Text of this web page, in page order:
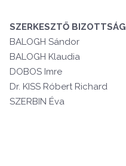
SZERKESZTŐ BIZOTTSÁG
BALOGH Sándor
BALOGH Klaudia
DOBOS Imre
Dr. KISS Róbert Richard
SZERBIN Éva